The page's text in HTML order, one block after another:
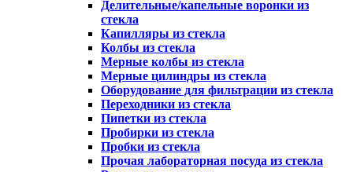
Делительные/капельные воронки из
стекла
Капилляры из стекла
Колбы из стекла
Мерные колбы из стекла
Мерные цилиндры из стекла
Оборудование для фильтрации из стекла
Переходники из стекла
Пипетки из стекла
Пробирки из стекла
Пробки из стекла
Прочая лабораторная посуда из стекла